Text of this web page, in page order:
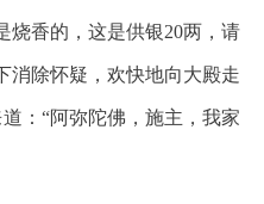
烧香的，这是供银20两，请
消除怀疑，欢快地向大殿走
：“阿弥陀佛，施主，我家